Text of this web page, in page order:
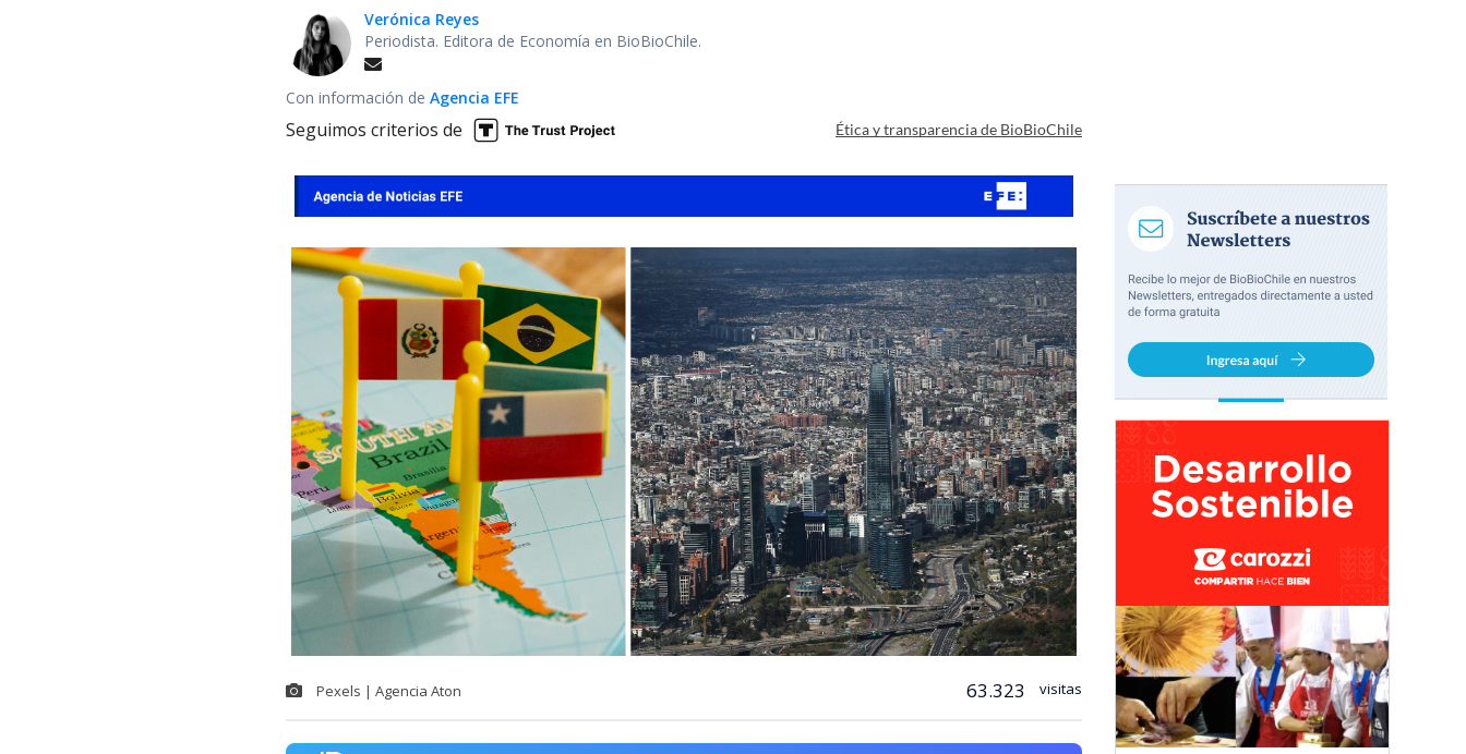
Verónica Reyes
Periodista. Editora de Economía en BioBioChile.
Con información de Agencia EFE
Seguimos criterios de Ética y transparencia de BioBioChile
Pexels | Agencia Aton 63.323 visitas